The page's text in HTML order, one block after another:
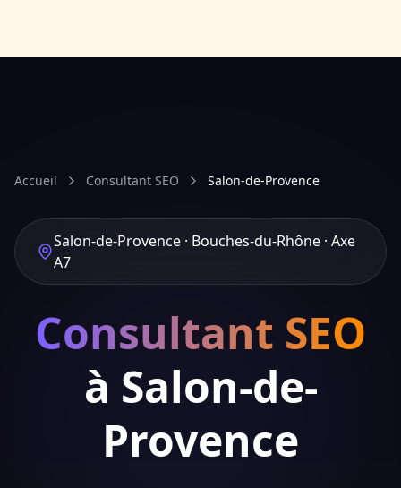
Accueil Consultant SEO Salon-de-Provence
Salon-de-Provence · Bouches-du-Rhône · Axe
A7
Consultant SEO
à Salon-de-
Provence